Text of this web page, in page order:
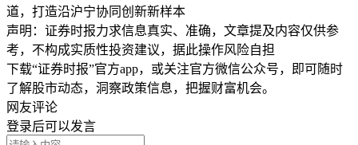
道，打造沿沪宁协同创新新样本
声明：证券时报力求信息真实、准确，文章提及内容仅供参
考，不构成实质性投资建议，据此操作风险自担
下载“证券时报”官方app，或关注官方微信公众号，即可随时
了解股市动态，洞察政策信息，把握财富机会。
网友评论
登录后可以发言